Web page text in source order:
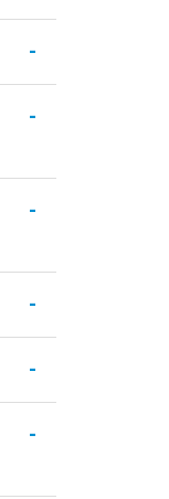
-
-
-
-
-
-